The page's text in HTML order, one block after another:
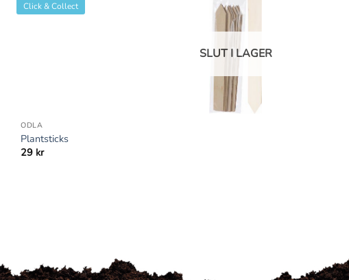
Click & Collect
SLUT I LAGER
ODLA
Plantsticks
29 kr